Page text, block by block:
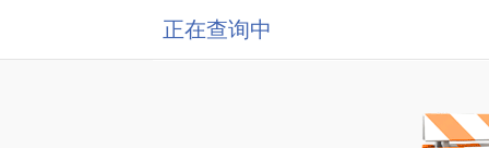
正在查询中